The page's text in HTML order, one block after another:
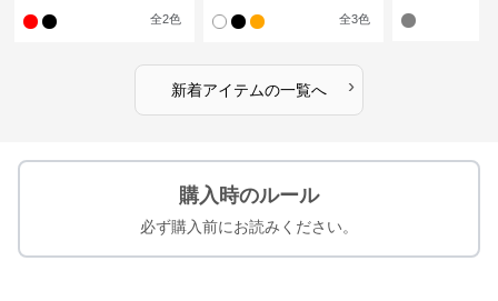
全2色 全3色
新着アイテムの一覧へ ›
購入時のルール
必ず購入前にお読みください。